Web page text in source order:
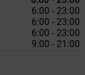
6:00 - 23:00
6:00 - 23:00
6:00 - 23:00
9:00 - 21:00